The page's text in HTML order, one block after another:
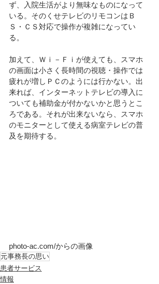
ず、入院生活がより無味なものになって
いる。そのくせテレビのリモコンはＢ
Ｓ・ＣＳ対応で操作が複雑になってい
る。
加えて、Ｗｉ－Ｆｉが使えても、スマホ
の画面は小さく長時間の視聴・操作では
疲れが増しＰＣのようには行かない。出
来れば、インターネットテレビの導入に
ついても補助金が付かないかと思うとこ
ろである。それが出来ないなら、スマホ
のモニターとして使える病室テレビの普
及を期待する。
photo-ac.com/からの画像
元事務長の思い
患者サービス
情報